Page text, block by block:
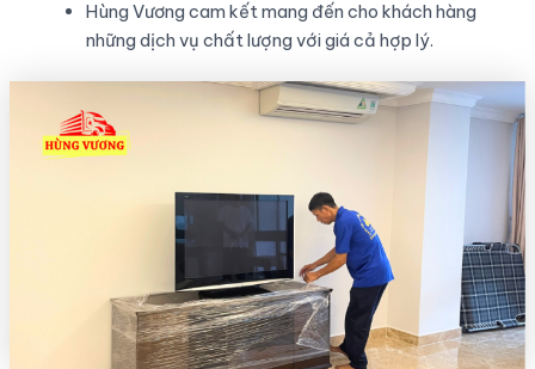
Hùng Vương cam kết mang đến cho khách hàng
những dịch vụ chất lượng với giá cả hợp lý.